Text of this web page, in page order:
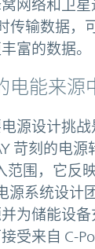
网络和卫星
传输数据，
富的数据。
电能来源
源设计挑
苛刻的电
范围，它反
源系统设计
为储能设
受来自 C-